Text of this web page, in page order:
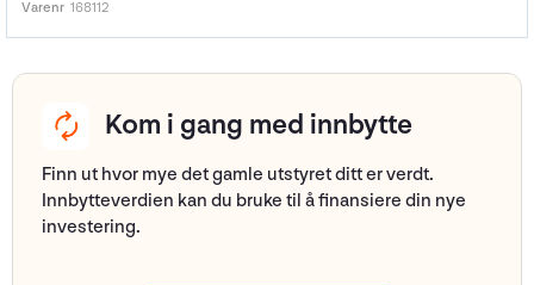
Varenr 168112
Kom i gang med innbytte
Finn ut hvor mye det gamle utstyret ditt er verdt.
Innbytteverdien kan du bruke til å finansiere din nye
investering.